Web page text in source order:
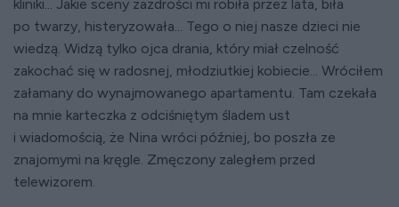
kliniki... Jakie sceny zazdrości mi robiła przez lata, biła
po twarzy, histeryzowała... Tego o niej nasze dzieci nie
wiedzą. Widzą tylko ojca drania, który miał czelność
zakochać się w radosnej, młodziutkiej kobiecie... Wróciłem
załamany do wynajmowanego apartamentu. Tam czekała
na mnie karteczka z odciśniętym śladem ust
i wiadomością, że Nina wróci później, bo poszła ze
znajomymi na kręgle. Zmęczony zaległem przed
telewizorem.